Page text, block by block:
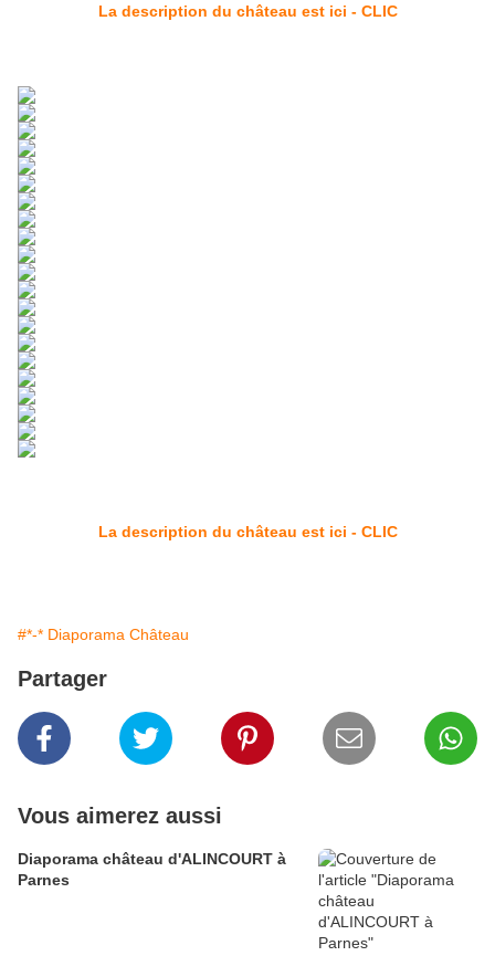
La description du château est ici - CLIC
La description du château est ici - CLIC
#*-* Diaporama Château
Partager
Vous aimerez aussi
Diaporama château d'ALINCOURT à
Parnes